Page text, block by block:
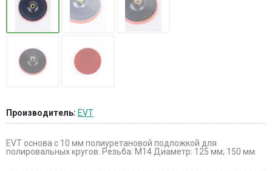
Производитель: EVT
EVT основа c 10 мм полиуретановой подложкой для
полировальных кругов. Резьба: М14 Диаметр: 125 мм; 150 мм.